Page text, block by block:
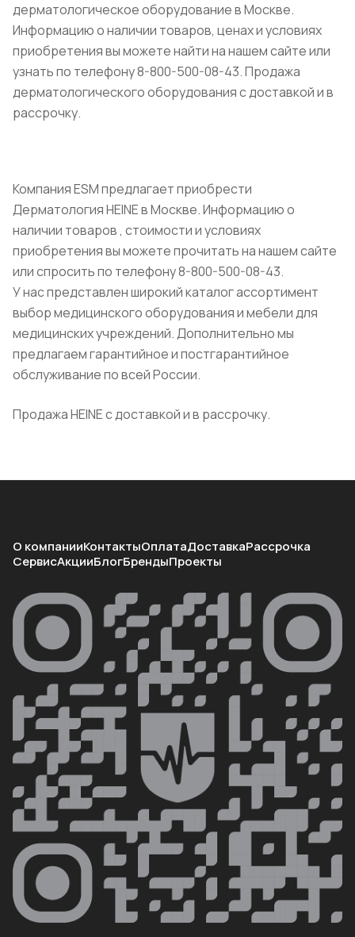
дерматологическое оборудование в Москве.
Информацию о наличии товаров, ценах и условиях
приобретения вы можете найти на нашем сайте или
узнать по телефону 8-800-500-08-43. Продажа
дерматологического оборудования с доставкой и в
рассрочку.
Компания ESM предлагает приобрести
Дерматология HEINE в Москве. Информацию о
наличии товаров , стоимости и условиях
приобретения вы можете прочитать на нашем сайте
или спросить по телефону 8-800-500-08-43.
У нас представлен широкий каталог ассортимент
выбор медицинского оборудования и мебели для
медицинских учреждений. Дополнительно мы
предлагаем гарантийное и постгарантийное
обслуживание по всей России.
Продажа HEINE с доставкой и в рассрочку.
О компанииКонтактыОплатаДоставкаРассрочка
СервисАкцииБлогБрендыПроекты